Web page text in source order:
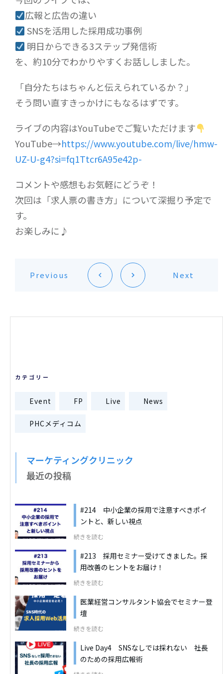
広報と広告の違い
SNSを活用した採用成功事例
明日からできる3ステップ発信術
を、約10分でわかりやすくお話ししました。
「自分たちはちゃんと伝えられているか？」
そう問い直すきっかけにもなるはずです。
ライブの内容はYouTubeでご覧いただけます
YouTube→https://www.youtube.com/live/hmw-
UZ-U-g4?si=fq1Ttcr6A95e42p-
コメントや感想もお気軽にどうぞ！
次回は「求人票の書き方」について深掘り予定で
す。
お楽しみに♪
Previous Next
カテゴリー
Event FP Live News
PHCメディコム
マーケティングクリニック
最近の投稿
#214 中小企業の採用で注意すべきポイ
ントと、新しい視点
続きを読む
#213 採用セミナー受けてきました。採
用改善のヒントをお届け！
続きを読む
医業経営コンサルタント協会でセミナー登
壇
続きを読む
Live Day4 SNSなしでは採れない 社長
のための採用広報術